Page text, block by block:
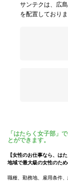
サンテクは、広
を配置しており
「はたらく女子部」
とができます。
【女性のお仕事なら、は
地域で最大級の女性のた
職種、勤務地、雇用条件